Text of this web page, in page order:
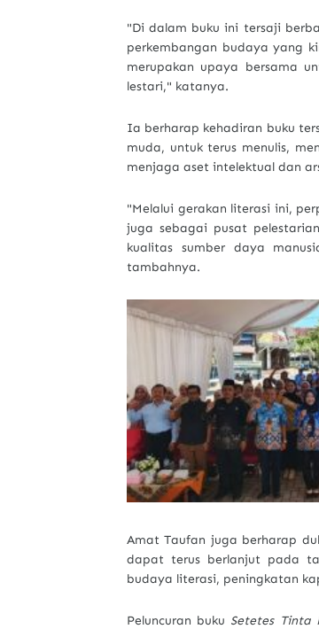
"Di dalam buku ini tersaji
perkembangan budaya yang
merupakan upaya bersama
lestari," katanya.
Ia berharap kehadiran buku
muda, untuk terus menulis,
menjaga aset intelektual dan
"Melalui gerakan literasi ini,
juga sebagai pusat
kualitas sumber daya
tambahnya.
Amat Taufan juga berharap
dapat terus berlanjut pada
budaya literasi, peningkatan
Peluncuran buku Setetes Tinta